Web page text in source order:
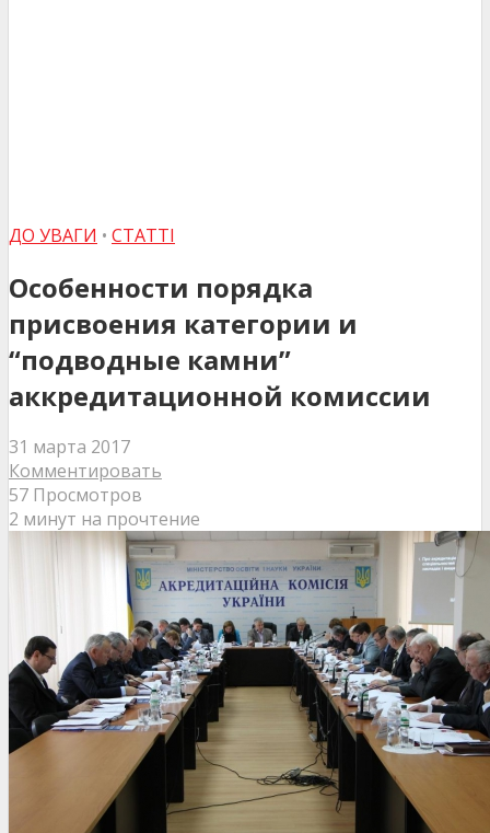
ДО УВАГИ • СТАТТІ
Особенности порядка
присвоения категории и
“подводные камни”
аккредитационной комиссии
31 марта 2017
Комментировать
57 Просмотров
2 минут на прочтение